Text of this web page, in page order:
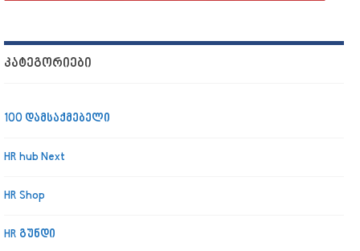
ᲙᲐᲢᲔᲒᲝᲠᲘᲔᲑᲘ
100 დამსაქმებელი
HR hub Next
HR Shop
HR გუნდი